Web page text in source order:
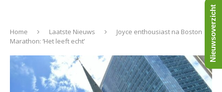
Home Laatste Nieuws
Joyce enthousiast na Boston
Marathon: ‘Het leeft echt’
Nieuwsoverzicht